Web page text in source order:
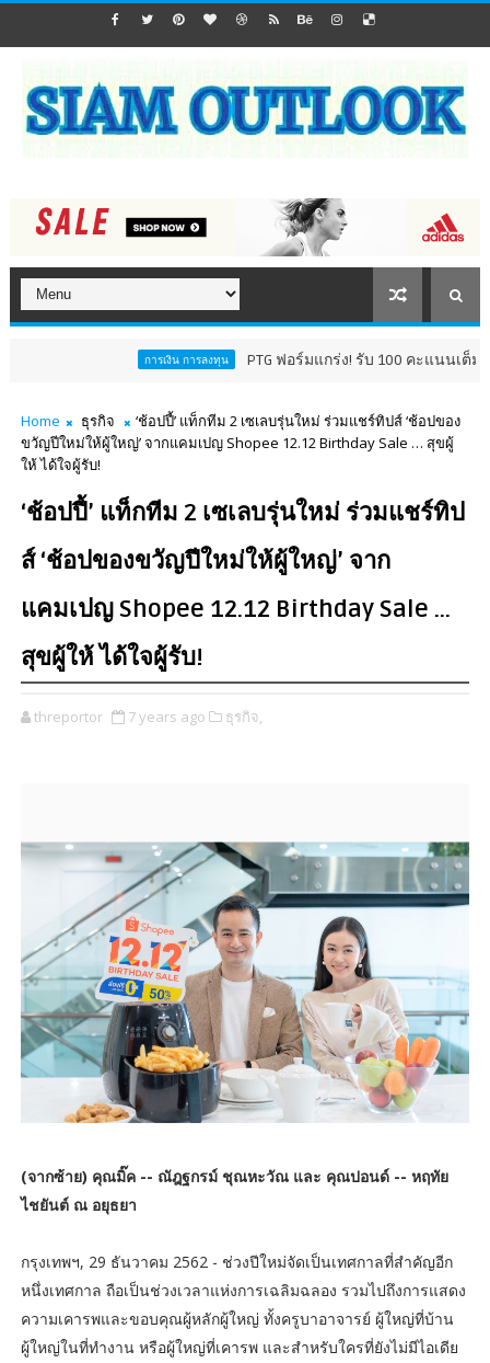
การเงิน การลงทุน PTG ฟอร์มแกร่ง! รับ 100 คะแนนเต็ม AGM
Home ธุรกิจ
‘ช้อปปี้’ แท็กทีม 2 เซเลบรุ่นใหม่ ร่วมแชร์ทิปส์ ‘ช้อปของ
ขวัญปีใหม่ให้ผู้ใหญ่’ จากแคมเปญ Shopee 12.12 Birthday Sale … สุขผู้
ให้ ได้ใจผู้รับ!
‘ช้อปปี้’ แท็กทีม 2 เซเลบรุ่นใหม่ ร่วมแชร์ทิป
ส์ ‘ช้อปของขวัญปีใหม่ให้ผู้ใหญ่’ จาก
แคมเปญ Shopee 12.12 Birthday Sale …
สุขผู้ให้ ได้ใจผู้รับ!
threportor 7 years ago ธุรกิจ,
(จากซ้าย) คุณมิ๊ค -- ณัฎฐกรม์ ชุณหะวัณ และ คุณปอนด์ -- หฤทัย
ไชยันต์ ณ อยุธยา
กรุงเทพฯ, 29 ธันวาคม 2562 - ช่วงปีใหม่จัดเป็นเทศกาลที่สำคัญอีก
หนึ่งเทศกาล ถือเป็นช่วงเวลาแห่งการเฉลิมฉลอง รวมไปถึงการแสดง
ความเคารพและขอบคุณผู้หลักผู้ใหญ่ ทั้งครูบาอาจารย์ ผู้ใหญ่ที่บ้าน
ผู้ใหญ่ในที่ทำงาน หรือผู้ใหญ่ที่เคารพ และสำหรับใครที่ยังไม่มีไอเดีย